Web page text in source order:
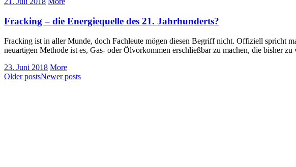
Fracking – die Energiequelle des 21. Jahrhunderts?
Fracking ist in aller Munde, doch Fachleute mögen diesen Begriff nicht. Offiziell spricht
neuartigen Methode ist es, Gas- oder Ölvorkommen erschließbar zu machen, die bisher
23. Juni 2018 More
Older postsNewer posts